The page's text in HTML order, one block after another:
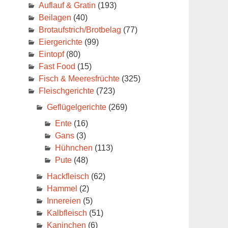
Auflauf & Gratin (193)
Beilagen (40)
Brotaufstrich/Brotbelag (77)
Eiergerichte(99)
Eintopf(80)
Fast Food (15)
Fisch & Meeresfrüchte(325)
Fleischgerichte(723)
Geflügelgerichte(269)
Ente(16)
Gans(3)
Hühnchen (113)
Pute(48)
Hackfleisch (62)
Hammel (2)
Innereien (5)
Kalbfleisch (51)
Kaninchen (6)